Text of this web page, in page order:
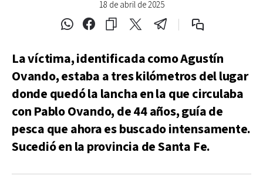
18 de abril de 2025
La víctima, identificada como Agustín
Ovando, estaba a tres kilómetros del lugar
donde quedó la lancha en la que circulaba
con Pablo Ovando, de 44 años, guía de
pesca que ahora es buscado intensamente.
Sucedió en la provincia de Santa Fe.